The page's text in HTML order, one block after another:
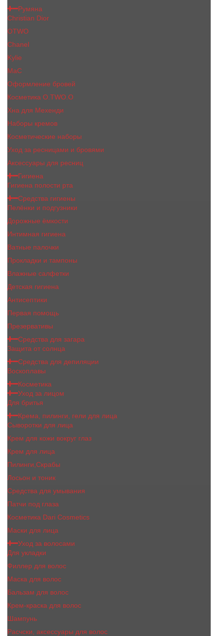
Румяна
Christian Dior
OTWO
Сhanеl
Kylie
MaC
Оформление бровей
Косметика O.TWO.O
Хна для Мехенди
Наборы кремов
Косметические наборы
Уход за ресницами и бровями
Аксессуары для ресниц
Гигиена
Гигиена полости рта
Средства гигиены
Пелёнки и подгузники
Дорожные ёмкости
Интимная гигиена
Ватные палочки
Прокладки и тампоны
Влажные салфетки
Детская гигиена
Антисептики
Первая помощь
Презервативы
Средства для загара
Защита от солнца
Средства для депиляции
Воскоплавы
Косметика
Уход за лицом
Для бритья
Крема, пилинги, гели для лица
Сыворотки для лица
Крем для кожи вокруг глаз
Крем для лица
Пилинги,Скрабы
Лосьон и тоник
Средства для умывания
Патчи под глаза
Косметика Dari Cosmetics
Маски для лица
Уход за волосами
Для укладки
Филлер для волос
Маска для волос
Бальзам для волос
Крем-краска для волос
Шампунь
Расчски, аксессуары для волос